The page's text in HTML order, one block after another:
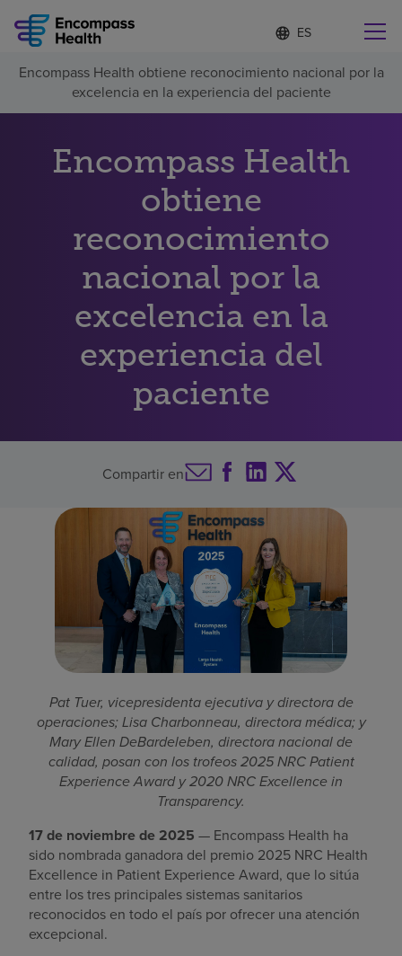
Lista
de
idiomas
contraída
d
o
m
a
l
e
i
o
a
o
Encuentre una localidad cerca de usted
Por qué debe elegirnos
Pacientes y cuidadores
Recursos de salud
Empleos
Pagar mi factura
Encompass Health obtiene reconocimiento nacional por la
excelencia en la experiencia del paciente
Encompass Health
obtiene
reconocimiento
nacional por la
excelencia en la
experiencia del
paciente
Compartir en
Pat Tuer, vicepresidenta ejecutiva y directora de
operaciones; Lisa Charbonneau, directora médica; y
Mary Ellen DeBardeleben, directora nacional de
calidad, posan con los trofeos 2025 NRC Patient
Experience Award y 2020 NRC Excellence in
Transparency.
17 de noviembre de 2025 — Encompass Health ha
sido nombrada ganadora del premio 2025 NRC Health
Excellence in Patient Experience Award, que lo sitúa
entre los tres principales sistemas sanitarios
reconocidos en todo el país por ofrecer una atención
excepcional.